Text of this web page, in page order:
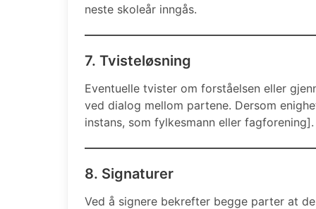
neste skoleår inngås.
7. Tvisteløsning
Eventuelle tvister om forståelsen eller
ved dialog mellom partene. Dersom
instans, som fylkesmann eller fagforening].
8. Signaturer
Ved å signere bekrefter begge parter at